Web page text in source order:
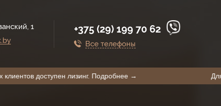
1
+375 (29) 199 70 62
Все телефоны
Для наших клиентов доступен лизинг. Подробнее →